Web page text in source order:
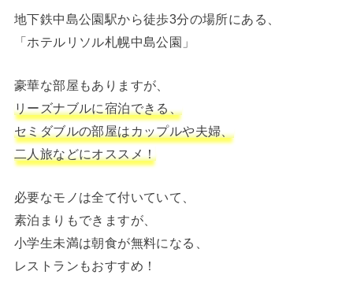
地下鉄中島公園駅から徒歩3分の場所にある、
「ホテルリソル札幌中島公園」
豪華な部屋もありますが、
リーズナブルに宿泊できる、
セミダブルの部屋はカップルや夫婦、
二人旅などにオススメ！
必要なモノは全て付いていて、
素泊まりもできますが、
小学生未満は朝食が無料になる、
レストランもおすすめ！